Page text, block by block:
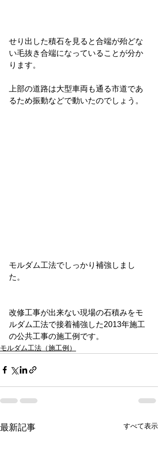
せり出した積石を見ると合端が殆どな
い毛抜き合端になっていることが分か
ります。
上部の道路は大型車両も通る市道であ
るため振動などで動いたのでしょう。
モルダム工法でしっかり補強しまし
た。
改修工事が出来ない現場の石積みをモ
ルダム工法で接着補強した2013年施工
の公共工事の施工例です。
モルダム工法（施工例）
最新記事 すべて表示